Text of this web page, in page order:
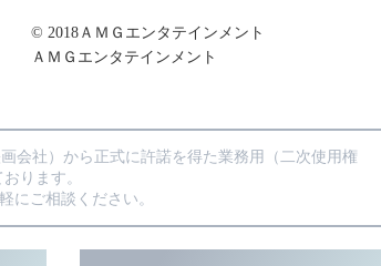
© 2018ＡＭＧエンタテインメント
ＡＭＧエンタテインメント
会社）から正式に許諾を得た業務用（二次使用権
ります。
にご相談ください。